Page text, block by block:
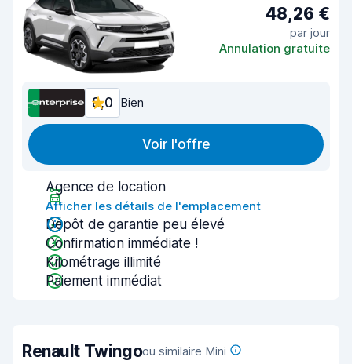
48,26 €
par jour
Annulation gratuite
8,0 Bien
Voir l'offre
Agence de location
Afficher les détails de l'emplacement
Dépôt de garantie peu élevé
Confirmation immédiate !
Kilométrage illimité
Paiement immédiat
Renault Twingoou similaire Mini